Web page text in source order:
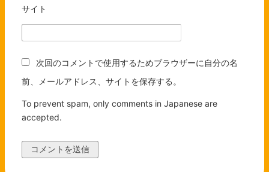
サイト
次回のコメントで使用するためブラウザーに自分の名
前、メールアドレス、サイトを保存する。
To prevent spam, only comments in Japanese are
accepted.